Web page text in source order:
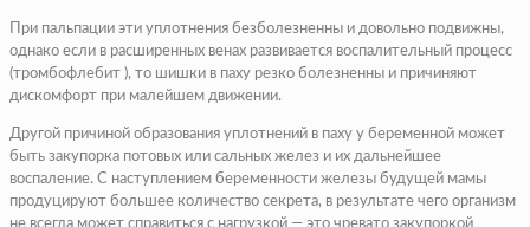
При пальпации эти уплотнения безболезненны и довольно подвижны,
однако если в расширенных венах развивается воспалительный процесс
(тромбофлебит ), то шишки в паху резко болезненны и причиняют
дискомфорт при малейшем движении.
Другой причиной образования уплотнений в паху у беременной может
быть закупорка потовых или сальных желез и их дальнейшее
воспаление. С наступлением беременности железы будущей мамы
продуцируют большее количество секрета, в результате чего организм
не всегда может справиться с нагрузкой — это чревато закупоркой